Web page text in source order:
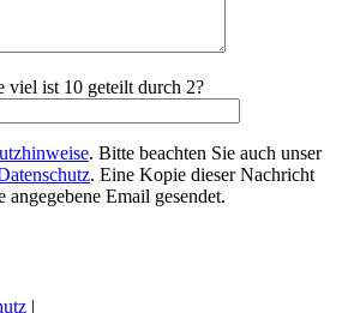
viel ist 10 geteilt durch 2?
. Bitte beachten Sie auch unser
. Eine Kopie dieser Nachricht
Email gesendet.
|